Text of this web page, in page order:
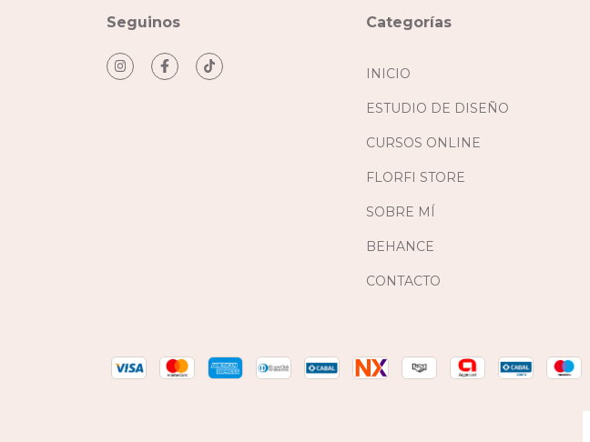
Seguinos Categorías
INICIO
ESTUDIO DE DISEÑO
CURSOS ONLINE
FLORFI STORE
SOBRE MÍ
BEHANCE
CONTACTO